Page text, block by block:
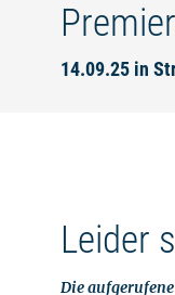
14.09.25 in
Leider
Die